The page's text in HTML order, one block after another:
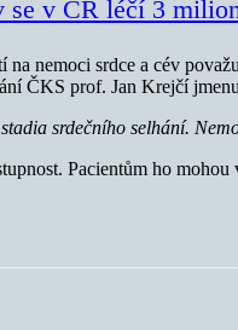
se v ČR léčí 3
na nemoci srdce a cév
ČKS prof. Jan Krejčí
srdečního selhání.
Pacientům ho